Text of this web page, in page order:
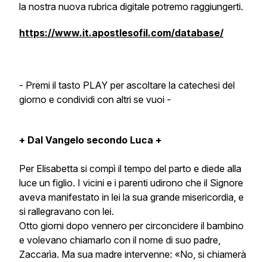
la nostra nuova rubrica digitale potremo raggiungerti.
https://www.it.apostlesofil.com/database/
- Premi il tasto PLAY per ascoltare la catechesi del
giorno e condividi con altri se vuoi -
+ Dal Vangelo secondo Luca +
Per Elisabetta si compì il tempo del parto e diede alla
luce un figlio. I vicini e i parenti udirono che il Signore
aveva manifestato in lei la sua grande misericordia, e
si rallegravano con lei.
Otto giorni dopo vennero per circoncidere il bambino
e volevano chiamarlo con il nome di suo padre,
Zaccarìa. Ma sua madre intervenne: «No, si chiamerà